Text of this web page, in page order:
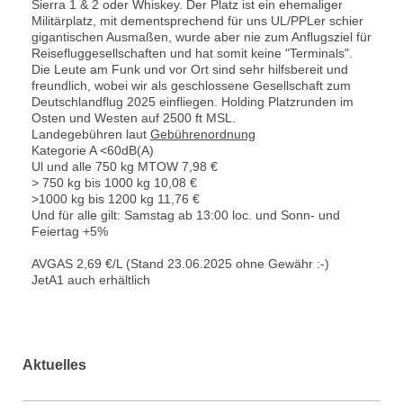
Sierra 1 & 2 oder Whiskey. Der Platz ist ein ehemaliger
Militärplatz, mit dementsprechend für uns UL/PPLer schier
gigantischen Ausmaßen, wurde aber nie zum Anflugsziel für
Reisefluggesellschaften und hat somit keine "Terminals".
Die Leute am Funk und vor Ort sind sehr hilfsbereit und
freundlich, wobei wir als geschlossene Gesellschaft zum
Deutschlandflug 2025 einfliegen. Holding Platzrunden im
Osten und Westen auf 2500 ft MSL.
Landegebühren laut Gebührenordnung
Kategorie A <60dB(A)
Ul und alle 750 kg MTOW 7,98 €
> 750 kg bis 1000 kg 10,08 €
>1000 kg bis 1200 kg 11,76 €
Und für alle gilt: Samstag ab 13:00 loc. und Sonn- und
Feiertag +5%
AVGAS 2,69 €/L (Stand 23.06.2025 ohne Gewähr :-)
JetA1 auch erhältlich
Aktuelles